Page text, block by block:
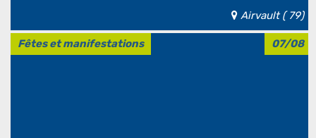
Airvault ( 79)
07/08
Fêtes et manifestations